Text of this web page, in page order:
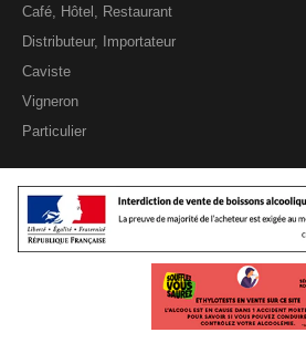
Café, Hôtel, Restaurant
Distributeur, Importateur
Caviste
Vigneron
Particulier